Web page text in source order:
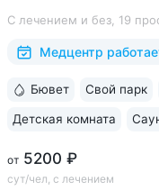
Доступная среда для
на территории, в
С лечением и без, 19
Медцентр
от 5200 ₽
сут/чел, с лечением
Бювет Свой парк
Детская комната